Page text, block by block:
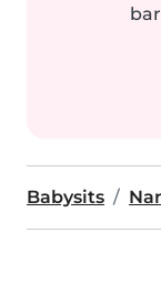
Babysits